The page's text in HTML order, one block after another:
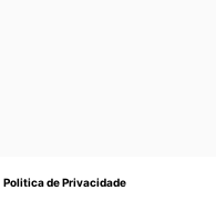
Politica de Privacidade